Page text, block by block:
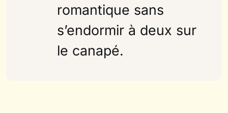
romantique sans
s’endormir à deux sur
le canapé.